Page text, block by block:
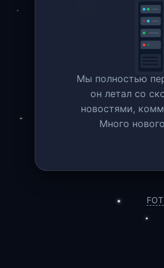
Мы полностью
он летал со
новостями,
Много